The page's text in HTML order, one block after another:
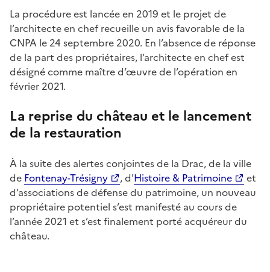
La procédure est lancée en 2019 et le projet de
l’architecte en chef recueille un avis favorable de la
CNPA le 24 septembre 2020. En l’absence de réponse
de la part des propriétaires, l’architecte en chef est
désigné comme maître d’œuvre de l’opération en
février 2021.
La reprise du château et le lancement
de la restauration
À la suite des alertes conjointes de la Drac, de la ville
de Fontenay-Trésigny , d'Histoire & Patrimoine
et
d’associations de défense du patrimoine, un nouveau
propriétaire potentiel s’est manifesté au cours de
l’année 2021 et s’est finalement porté acquéreur du
château.